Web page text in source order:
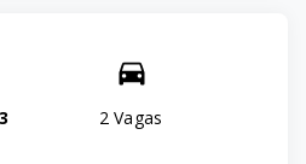
3
2 Vagas